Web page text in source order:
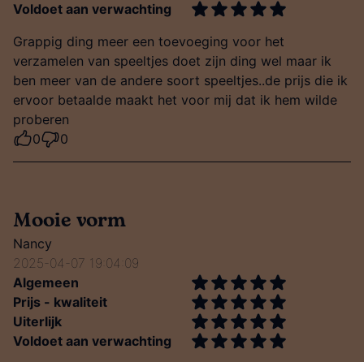
Voldoet aan verwachting
Grappig ding meer een toevoeging voor het
verzamelen van speeltjes doet zijn ding wel maar ik
ben meer van de andere soort speeltjes..de prijs die ik
ervoor betaalde maakt het voor mij dat ik hem wilde
proberen
0
0
Mooie vorm
Nancy
2025-04-07 19:04:09
Algemeen
Prijs - kwaliteit
Uiterlijk
Voldoet aan verwachting